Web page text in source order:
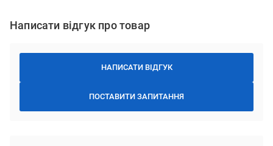
Написати відгук про товар
НАПИСАТИ ВІДГУК
ПОСТАВИТИ ЗАПИТАННЯ